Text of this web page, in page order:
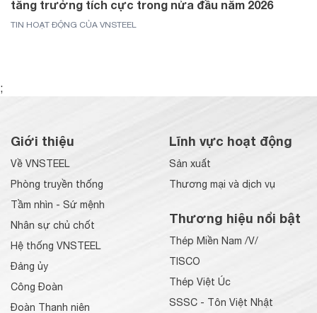
tăng trưởng tích cực trong nửa đầu năm 2026
TIN HOẠT ĐỘNG CỦA VNSTEEL
;
Giới thiệu
Về VNSTEEL
Phòng truyền thống
Tầm nhìn - Sứ mệnh
Nhân sự chủ chốt
Hệ thống VNSTEEL
Đảng ủy
Công Đoàn
Đoàn Thanh niên
Lĩnh vực hoạt động
Sản xuất
Thương mại và dịch vụ
Thương hiệu nổi bật
Thép Miền Nam /V/
TISCO
Thép Việt Úc
SSSC - Tôn Việt Nhật